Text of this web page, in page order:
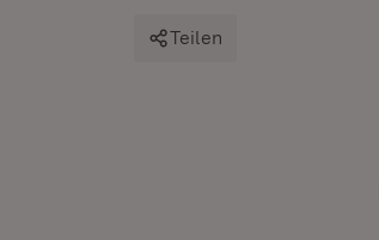
Teilen